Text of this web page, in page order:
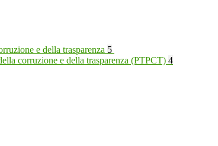
e della trasparenza 5
corruzione e della trasparenza (PTPCT) 4